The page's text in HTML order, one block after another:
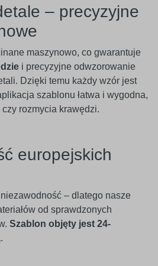
– precyzyjne
maszynowo, co gwarantuje
i precyzyjne odwzorowanie
Dzięki temu każdy wzór jest
szablonu łatwa i wygodna,
rozmycia krawędzi.
europejskich
– dlatego nasze
od sprawdzonych
Szablon objęty jest 24-
.